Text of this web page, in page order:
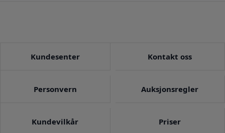
Kundesenter Kontakt oss
Personvern Auksjonsregler
Kundevilkår Priser